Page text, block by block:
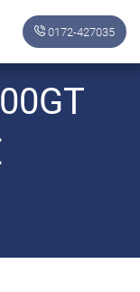
0172-427035